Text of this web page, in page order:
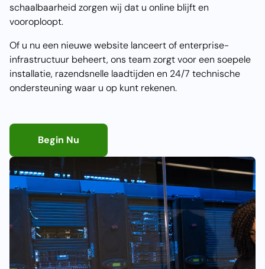
schaalbaarheid zorgen wij dat u online blijft en
vooroploopt.
Of u nu een nieuwe website lanceert of enterprise-
infrastructuur beheert, ons team zorgt voor een soepele
installatie, razendsnelle laadtijden en 24/7 technische
ondersteuning waar u op kunt rekenen.
Begin Nu